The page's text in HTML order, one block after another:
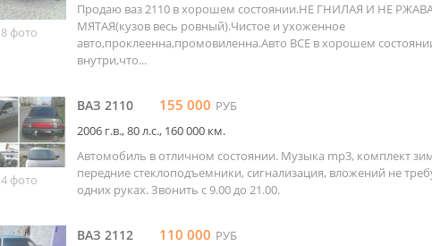
8 фото
Продаю ваз 2110 в хорошем состоянии.НЕ ГНИЛАЯ И НЕ
МЯТАЯ(кузов весь ровный).Чистое и ухоженное
авто,проклеенна,промовиленна.Авто ВСЕ в хорошем
внутри,что...
4 фото
ВАЗ 2110 155 000 РУБ
2006 г.в., 80 л.c., 160 000 км.
Автомобиль в отличном состоянии. Музыка mp3, комплект
передние стеклоподъемники, сигнализация, вложений не
одних руках. Звонить с 9.00 до 21.00.
ВАЗ 2112 110 000 РУБ